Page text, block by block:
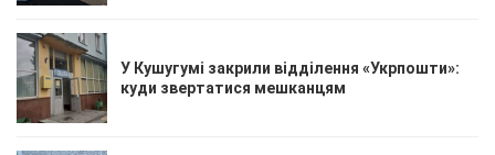
У Кушугумі закрили відділення «Укрпошти»:
куди звертатися мешканцям